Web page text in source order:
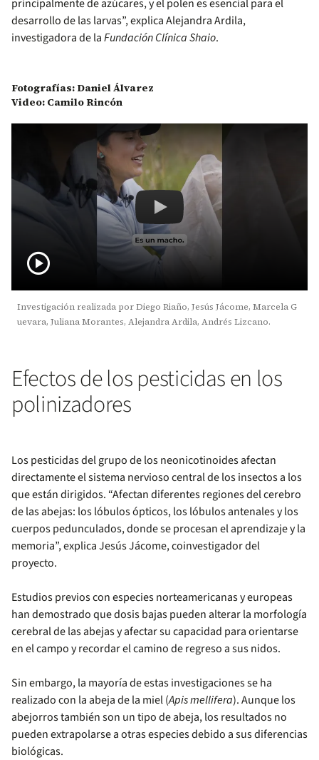
principalmente de azúcares, y el polen es esencial para el
desarrollo de las larvas”, explica Alejandra Ardila,
investigadora de laFundación Clínica Shaio.
Fotografías: Daniel Álvarez
Video: Camilo Rincón
La paradoja de los
play_circle
Investigación realizada por Diego Riaño, Jesús Jácome, Marcela G
uevara, Juliana Morantes, Alejandra Ardila, Andrés Lizcano.
Efectos de los pesticidas en los
polinizadores
Los pesticidas del grupo de los neonicotinoides afectan
directamente el sistema nervioso central de los insectos a los
que están dirigidos. “Afectan diferentes regiones del cerebro
de las abejas: los lóbulos ópticos, los lóbulos antenales y los
cuerpos pedunculados, donde se procesan el aprendizaje y la
memoria”, explica Jesús Jácome, coinvestigador del
proyecto.
Estudios previos con especies norteamericanas y europeas
han demostrado que dosis bajas pueden alterar la morfología
cerebral de las abejas y afectar su capacidad para orientarse
en el campo y recordar el camino de regreso a sus nidos.
Sin embargo, la mayoría de estas investigaciones se ha
realizado con la abeja de la miel (Apis mellifera). Aunque los
abejorros también son un tipo de abeja, los resultados no
pueden extrapolarse a otras especies debido a sus diferencias
biológicas.